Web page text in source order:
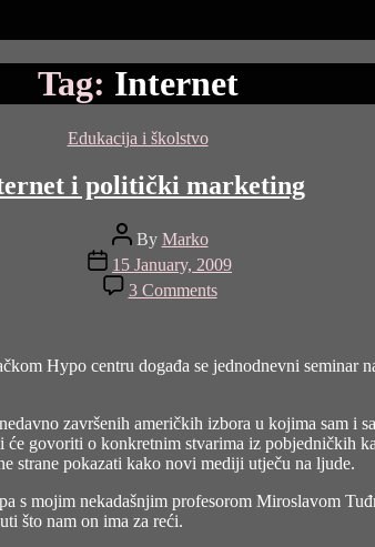
Tag: Internet
Categories
Edukacija i školstvo
i politički marketing
Post
author
By Marko
Post
date
15 January, 2009
3 Commentson
Internet
marketing
Hypo centru događa se jednodnevni seminar
završenih američkih izbora u kojima sam i
govoriti o konkretnim stvarima iz pobjedničkih
strane pokazati kako novi mediji utječu na ljude.
s mojim nekadašnjim profesorom Miroslavom
što nam on ima za reći.